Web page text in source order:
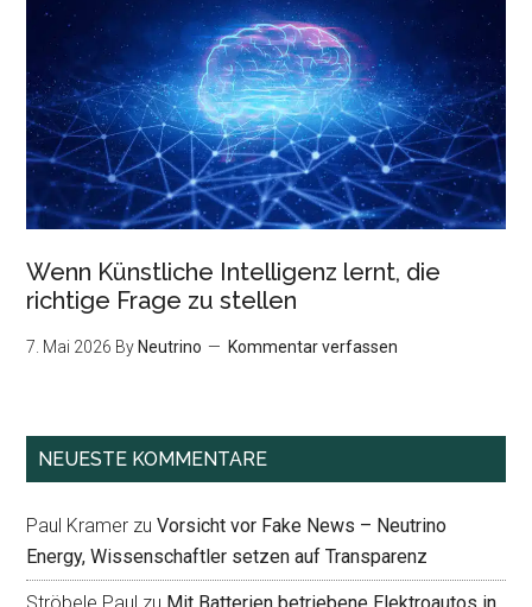
Wenn Künstliche Intelligenz lernt, die
richtige Frage zu stellen
7. Mai 2026 By Neutrino Kommentar verfassen
NEUESTE KOMMENTARE
Paul Kramer zuVorsicht vor Fake News – Neutrino
Energy, Wissenschaftler setzen auf Transparenz